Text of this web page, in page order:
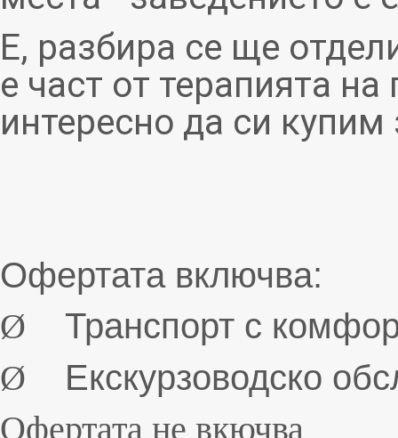
Е, разбира се ще
е част от терапията
интересно да си
Офертата включва:
Ø Транспорт с
Ø Екскурзоводско
Офертата не вкючва